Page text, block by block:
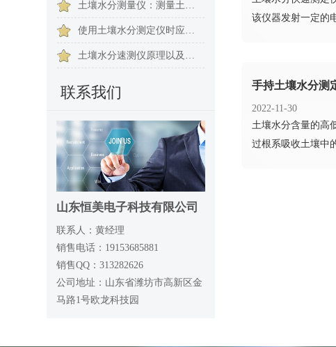
土壤水分测量仪：测量土壤水分含量的利器
使用土壤水分测定仪时应注意的问题
土壤水分速测仪原理以及使用方法简述
联系我们
山东恒美电子科技有限公司
联系人：黄经理
销售电话：19153685881
销售QQ：313282626
公司地址：山东省潍坊市高新区金
马路1号欧龙科技园
该仪器发射一定的
手持土壤水分测
2022-11-30
土壤水分含量的高
过根系吸收土壤中